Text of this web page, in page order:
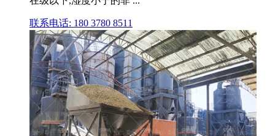
联系电话: 180 3780 8511